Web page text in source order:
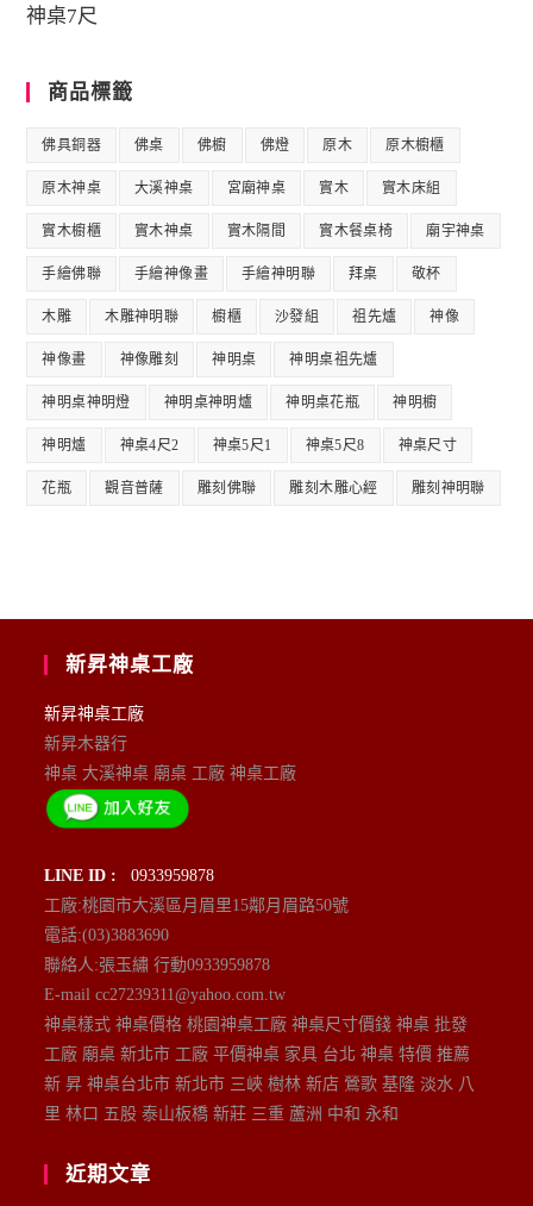
神桌7尺
商品標籤
佛具銅器 佛桌 佛櫥 佛燈 原木 原木櫥櫃
原木神桌 大溪神桌 宮廟神桌 實木 實木床組
實木櫥櫃 實木神桌 實木隔間 實木餐桌椅 廟宇神桌
手繪佛聯 手繪神像畫 手繪神明聯 拜桌 敬杯
木雕 木雕神明聯 櫥櫃 沙發組 祖先爐 神像
神像畫 神像雕刻 神明桌 神明桌祖先爐
神明桌神明燈 神明桌神明爐 神明桌花瓶 神明櫥
神明爐 神桌4尺2 神桌5尺1 神桌5尺8 神桌尺寸
花瓶 觀音普薩 雕刻佛聯 雕刻木雕心經 雕刻神明聯
新昇神桌工廠
新昇神桌工廠
新昇木器行
神桌 大溪神桌 廟桌 工廠 神桌工廠
LINE ID :
0933959878
工廠:桃園市大溪區月眉里15鄰月眉路50號
電話:(03)3883690
聯絡人:張玉繡 行動0933959878
E-mail cc27239311@yahoo.com.tw
神桌樣式 神桌價格 桃園神桌工廠 神桌尺寸價錢 神桌 批發
工廠 廟桌 新北市 工廠 平價神桌 家具 台北 神桌 特價 推薦
新 昇 神桌台北市 新北市 三峽 樹林 新店 鶯歌 基隆 淡水 八
里 林口 五股 泰山板橋 新莊 三重 蘆洲 中和 永和
近期文章